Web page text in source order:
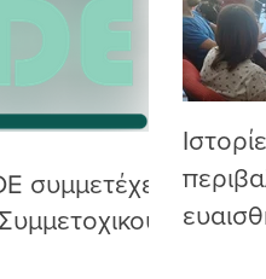
συμμετέχει